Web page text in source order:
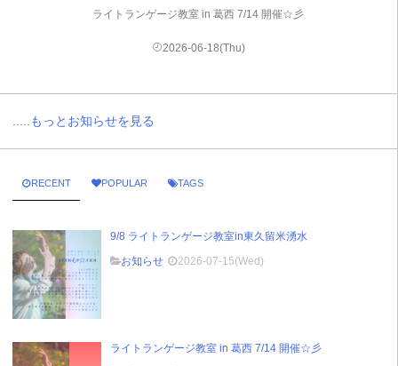
ライトランゲージ教室 in 葛西 7/14 開催☆彡
2026-06-18(Thu)
.....もっとお知らせを見る
RECENT POPULAR TAGS
9/8 ライトランゲージ教室in東久留米湧水
お知らせ
2026-07-15(Wed)
ライトランゲージ教室 in 葛西 7/14 開催☆彡